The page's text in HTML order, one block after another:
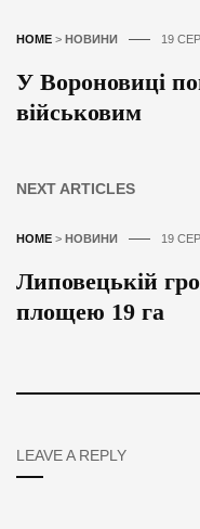
HOME > НОВИНИ 19
У Вороновиці
військовим
NEXT ARTICLES
HOME > НОВИНИ 19
Липовецькій
площею 19 га
LEAVE A REPLY